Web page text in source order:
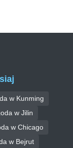
w Kunming
w Jilin
w Chicago
w Bejrut